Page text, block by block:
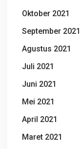
Oktober 2021
September 2021
Agustus 2021
Juli 2021
Juni 2021
Mei 2021
April 2021
Maret 2021